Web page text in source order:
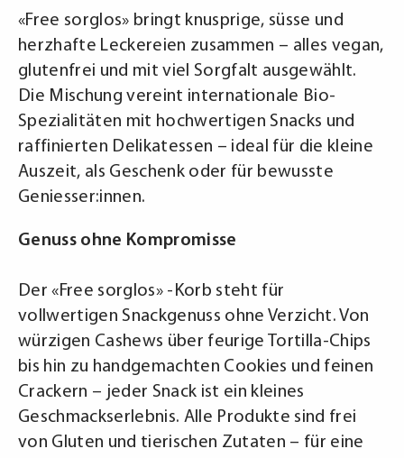
«Free sorglos» bringt knusprige, süsse und
herzhafte Leckereien zusammen – alles vegan,
glutenfrei und mit viel Sorgfalt ausgewählt.
Die Mischung vereint internationale Bio-
Spezialitäten mit hochwertigen Snacks und
raffinierten Delikatessen – ideal für die kleine
Auszeit, als Geschenk oder für bewusste
Geniesser:innen.
Genuss ohne Kompromisse
Der «Free sorglos» -Korb steht für
vollwertigen Snackgenuss ohne Verzicht. Von
würzigen Cashews über feurige Tortilla-Chips
bis hin zu handgemachten Cookies und feinen
Crackern – jeder Snack ist ein kleines
Geschmackserlebnis. Alle Produkte sind frei
von Gluten und tierischen Zutaten – für eine